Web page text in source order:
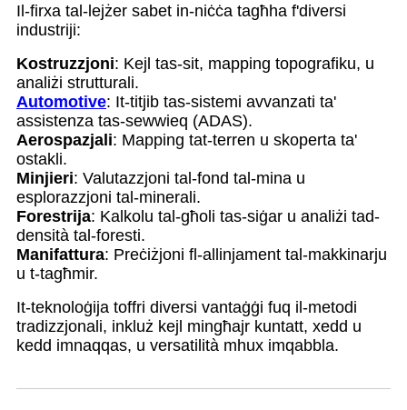
Il-firxa tal-lejżer sabet in-niċċa tagħha f'diversi
industriji:
Kostruzzjoni: Kejl tas-sit, mapping topografiku, u
analiżi strutturali.
Automotive: It-titjib tas-sistemi avvanzati ta'
assistenza tas-sewwieq (ADAS).
Aerospazjali: Mapping tat-terren u skoperta ta'
ostakli.
Minjieri: Valutazzjoni tal-fond tal-mina u
esplorazzjoni tal-minerali.
Forestrija: Kalkolu tal-għoli tas-siġar u analiżi tad-
densità tal-foresti.
Manifattura: Preċiżjoni fl-allinjament tal-makkinarju
u t-tagħmir.
It-teknoloġija toffri diversi vantaġġi fuq il-metodi
tradizzjonali, inkluż kejl mingħajr kuntatt, xedd u
kedd imnaqqas, u versatilità mhux imqabbla.